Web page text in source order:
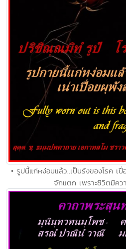
• รูปนี้แก่หง่อมแล้ว..เป็นรังของโรค เ
จักแตก เพราะชีวิตมีคว